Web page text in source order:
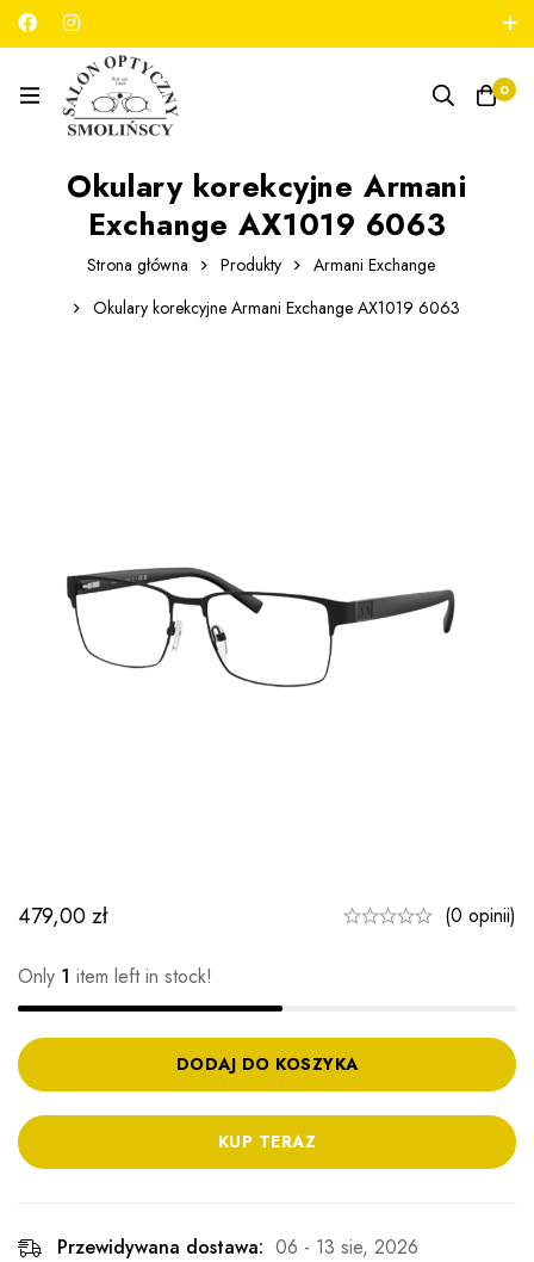
789 180 706
0
Okulary korekcyjne Armani
Exchange AX1019 6063
Strona główna Produkty
Armani Exchange
Okulary korekcyjne Armani Exchange AX1019 6063
479,00zł (0 opinii)
Only 1 item left in stock!
DODAJ DO KOSZYKA
KUP TERAZ
Przewidywana dostawa: 06 - 13 sie, 2026